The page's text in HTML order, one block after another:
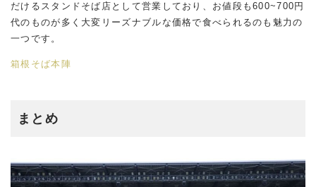
だけるスタンドそば店として営業しており、お値段も600~700円
代のものが多く大変リーズナブルな価格で食べられるのも魅力の
一つです。
箱根そば本陣
まとめ